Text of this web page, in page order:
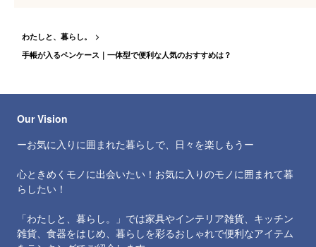
わたしと、暮らし。
手帳が入るペンケース｜一体型で便利な人気のおすすめは？
Our Vision
ーお気に入りに囲まれた暮らしで、日々を楽しもうー
心ときめくモノに出会いたい！お気に入りのモノに囲まれて暮
らしたい！
「わたしと、暮らし。」では家具やインテリア雑貨、キッチン
雑貨、食器をはじめ、暮らしを彩るおしゃれで便利なアイテム